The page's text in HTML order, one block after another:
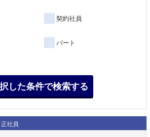
契約社員
パート
正社員